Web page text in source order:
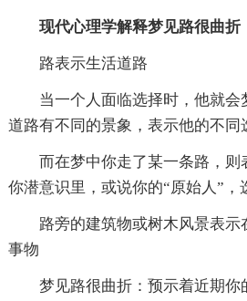
现代心理学解释梦见路很曲折
路表示生活道路
当一个人面临选择时，他就会
道路有不同的景象，表示他的不同
而在梦中你走了某一条路，
你潜意识里，或说你的“原始人”，
路旁的建筑物或树木风景表示
事物
梦见路很曲折：预示着近期你